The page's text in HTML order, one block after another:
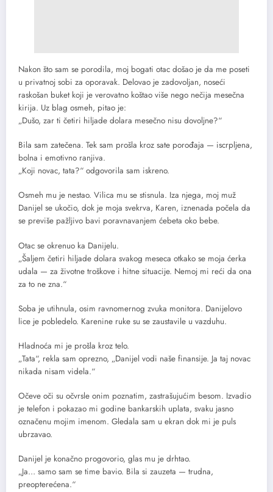
Nakon što sam se porodila, moj bogati otac došao je da me poseti
u privatnoj sobi za oporavak. Delovao je zadovoljan, noseći
raskošan buket koji je verovatno koštao više nego nečija mesečna
kirija. Uz blag osmeh, pitao je:
„Dušo, zar ti četiri hiljade dolara mesečno nisu dovoljne?“
Bila sam zatečena. Tek sam prošla kroz sate porođaja — iscrpljena,
bolna i emotivno ranjiva.
„Koji novac, tata?“ odgovorila sam iskreno.
Osmeh mu je nestao. Vilica mu se stisnula. Iza njega, moj muž
Danijel se ukočio, dok je moja svekrva, Karen, iznenada počela da
se previše pažljivo bavi poravnavanjem ćebeta oko bebe.
Otac se okrenuo ka Danijelu.
„Šaljem četiri hiljade dolara svakog meseca otkako se moja ćerka
udala — za životne troškove i hitne situacije. Nemoj mi reći da ona
za to ne zna.“
Soba je utihnula, osim ravnomernog zvuka monitora. Danijelovo
lice je pobledelo. Karenine ruke su se zaustavile u vazduhu.
Hladnoća mi je prošla kroz telo.
„Tata“, rekla sam oprezno, „Danijel vodi naše finansije. Ja taj novac
nikada nisam videla.“
Očeve oči su očvrsle onim poznatim, zastrašujućim besom. Izvadio
je telefon i pokazao mi godine bankarskih uplata, svaku jasno
označenu mojim imenom. Gledala sam u ekran dok mi je puls
ubrzavao.
Danijel je konačno progovorio, glas mu je drhtao.
„Ja… samo sam se time bavio. Bila si zauzeta — trudna,
preopterećena.“